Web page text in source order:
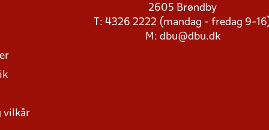
vilkår
2605 Brøndby
T: 4326 2222 (mandag - fredag 9-
M: dbu@dbu.dk